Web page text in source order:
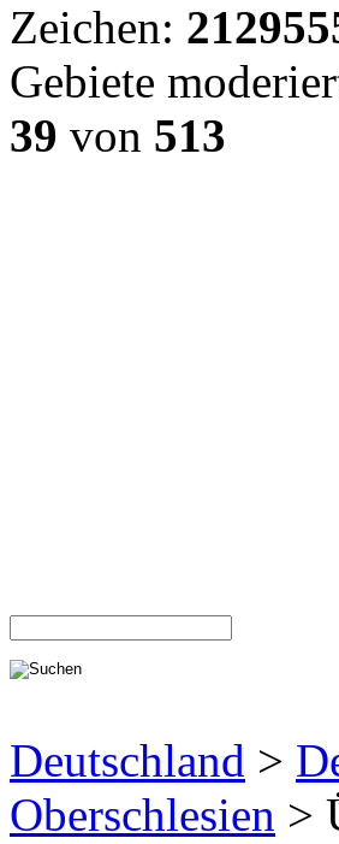
Zeichen:
Gebiete
39 von 513
Deutschland >
Oberschlesien >